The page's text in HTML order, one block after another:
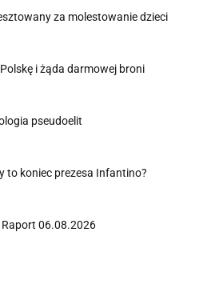
za molestowanie dzieci
i żąda darmowej broni
pseudoelit
to koniec prezesa Infantino?
06.08.2026